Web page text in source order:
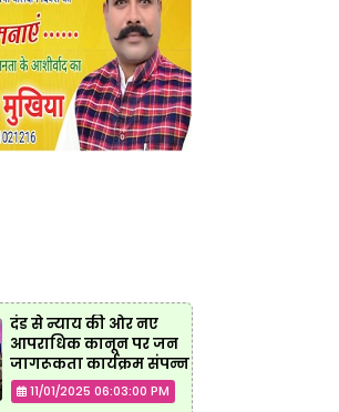
दंड से न्याय की ओर नए
आपराधिक कानून पर जन
जागरूकता कार्यक्रम संपन्न
11/01/2025 06:03:00 PM